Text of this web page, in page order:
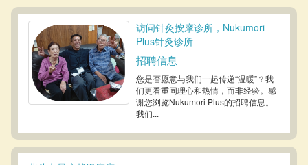
访问针灸按摩诊所，Nukumori
Plus针灸诊所
招聘信息
您是否愿意与我们一起传递“温暖”？我
们更看重同理心和热情，而非经验。感
谢您浏览Nukumori Plus的招聘信息。
我们...